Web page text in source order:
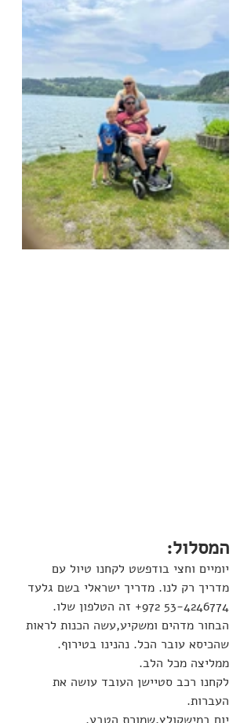
המסלול:
יומיים וחצי בודפשט לקחנו טיול עם
מדריך רק לנו. מדריך ישראלי בשם גלעד
‭+972 53-4246774‬ זה הטלפון שלו.
הבחור מדהים ומשקיע,עשה הכנות לראות
שהכיסא עובר הכל. נהנינו בטירוף.
ממליצה מכל הלב.
לקחנו רכב סטיישן העובד עושה את
העברות.